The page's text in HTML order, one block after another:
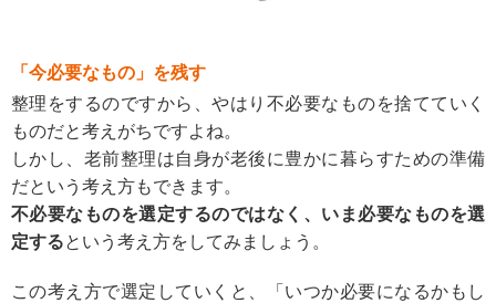
「今必要なもの」を残す
整理をするのですから、やはり不必要なものを捨てていく
ものだと考えがちですよね。
しかし、老前整理は自身が老後に豊かに暮らすための準備
だという考え方もできます。
不必要なものを選定するのではなく、いま必要なものを選
定するという考え方をしてみましょう。
この考え方で選定していくと、「いつか必要になるかもし